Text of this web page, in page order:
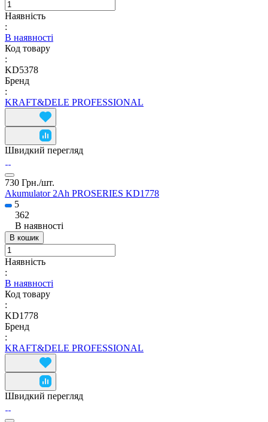
Наявність
:
В наявності
Код товару
:
KD5378
Бренд
:
KRAFT&DELE PROFESSIONAL
Швидкий перегляд
730 Грн./шт.
Akumulator 2Ah PROSERIES KD1778
5
362
В наявності
В кошик
Наявність
:
В наявності
Код товару
:
KD1778
Бренд
:
KRAFT&DELE PROFESSIONAL
Швидкий перегляд